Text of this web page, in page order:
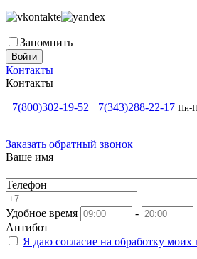
Запомнить
Войти
Контакты
Контакты
+7(800)302-19-52 +7(343)288-22-17 Пн-
Заказать обратный звонок
Ваше имя
Телефон
Удобное время
-
Антибот
Я даю согласие на обработку моих